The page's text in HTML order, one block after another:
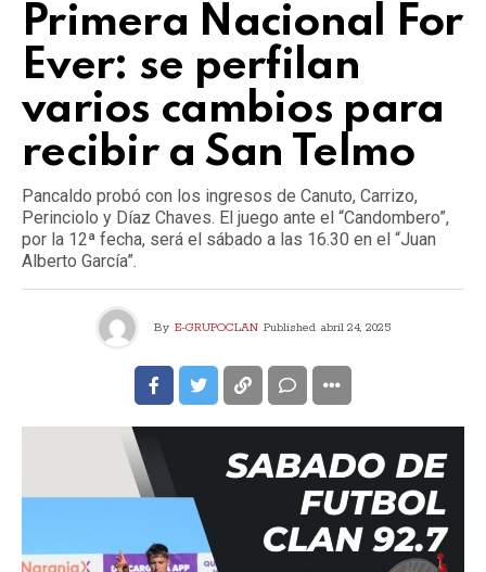
Primera Nacional For
Ever: se perfilan
varios cambios para
recibir a San Telmo
Pancaldo probó con los ingresos de Canuto, Carrizo,
Perinciolo y Díaz Chaves. El juego ante el “Candombero”,
por la 12ª fecha, será el sábado a las 16.30 en el “Juan
Alberto García”.
By E-GRUPOCLAN Published abril 24, 2025